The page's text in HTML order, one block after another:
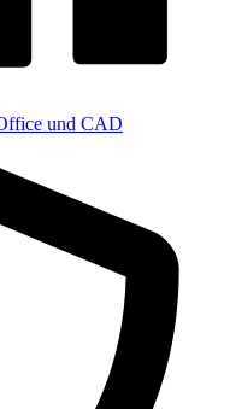
und CAD